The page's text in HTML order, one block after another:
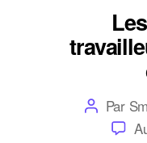
Auteur
de
l’article
Par